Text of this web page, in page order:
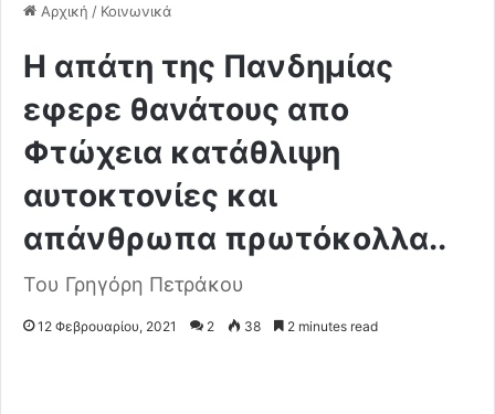
Αρχική / Κοινωνικά
Η απάτη της Πανδημίας
εφερε θανάτους απο
Φτώχεια κατάθλιψη
αυτοκτονίες και
απάνθρωπα πρωτόκολλα..
Του Γρηγόρη Πετράκου
12 Φεβρουαρίου, 2021 2 38 2 minutes read